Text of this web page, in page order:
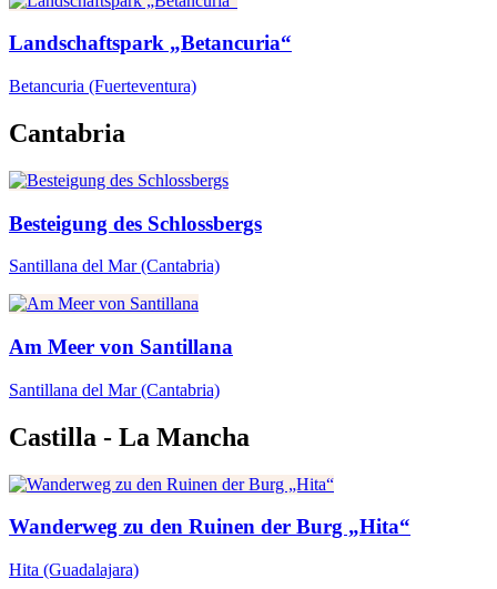
Landschaftspark „Betancuria“
Betancuria (Fuerteventura)
Cantabria
Besteigung des Schlossbergs
Santillana del Mar(Cantabria)
Am Meer von Santillana
Santillana del Mar(Cantabria)
Castilla - La Mancha
Wanderweg zu den Ruinen der Burg „Hita“
Hita (Guadalajara)